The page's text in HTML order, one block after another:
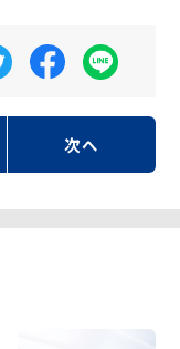
次へ